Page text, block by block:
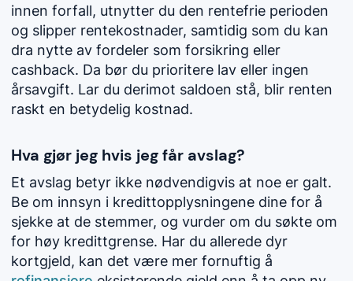
innen forfall, utnytter du den rentefrie perioden
og slipper rentekostnader, samtidig som du kan
dra nytte av fordeler som forsikring eller
cashback. Da bør du prioritere lav eller ingen
årsavgift. Lar du derimot saldoen stå, blir renten
raskt en betydelig kostnad.
Hva gjør jeg hvis jeg får avslag?
Et avslag betyr ikke nødvendigvis at noe er galt.
Be om innsyn i kredittopplysningene dine for å
sjekke at de stemmer, og vurder om du søkte om
for høy kredittgrense. Har du allerede dyr
kortgjeld, kan det være mer fornuftig å